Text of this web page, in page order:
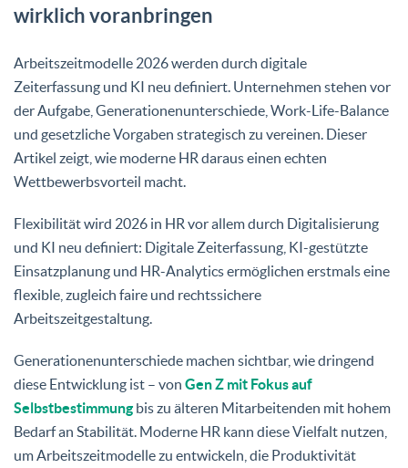
wirklich voranbringen
Arbeitszeitmodelle 2026 werden durch digitale
Zeiterfassung und KI neu definiert. Unternehmen stehen vor
der Aufgabe, Generationenunterschiede, Work-Life-Balance
und gesetzliche Vorgaben strategisch zu vereinen. Dieser
Artikel zeigt, wie moderne HR daraus einen echten
Wettbewerbsvorteil macht.
Flexibilität wird 2026 in HR vor allem durch Digitalisierung
und KI neu definiert: Digitale Zeiterfassung, KI-gestützte
Einsatzplanung und HR-Analytics ermöglichen erstmals eine
flexible, zugleich faire und rechtssichere
Arbeitszeitgestaltung.
Generationenunterschiede machen sichtbar, wie dringend
diese Entwicklung ist – von Gen Z mit Fokus auf
Selbstbestimmungbis zu älteren Mitarbeitenden mit hohem
Bedarf an Stabilität. Moderne HR kann diese Vielfalt nutzen,
um Arbeitszeitmodelle zu entwickeln, die Produktivität